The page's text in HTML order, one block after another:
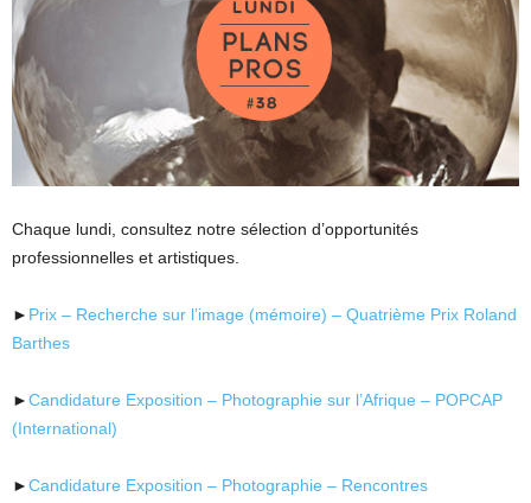
Chaque lundi, consultez notre sélection d’opportunités
professionnelles et artistiques.
► Prix – Recherche sur l’image (mémoire) – Quatrième Prix Roland
Barthes
►Candidature Exposition – Photographie sur l’Afrique – POPCAP
(International)
►Candidature Exposition – Photographie – Rencontres